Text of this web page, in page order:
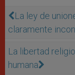
La ley de
claramente
La libertad
humana